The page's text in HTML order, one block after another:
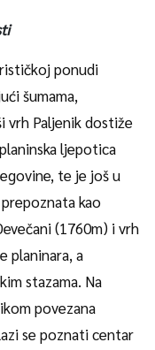
ponudi
šumama,
vrh Paljenik dostiže
ljepotica
te je još u
kao
(1760m) i vrh
planinara, a
stazama. Na
povezana
se poznati centar